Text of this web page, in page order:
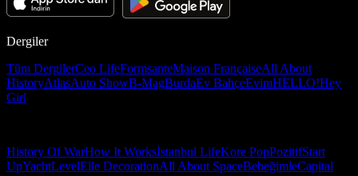
Dergiler
Tüm DergilerCeo LifeFormsanteMaison FrançaiseAll About
HistoryAtlasAuto ShowB-MagBurdaEv BahçeEvimHELLO!Hey
Girl
History Of WarHow It Worksİstanbul LifeKore PopPozitifStart
UpYachtLevelElle DecorationAll About SpaceBebeğimleCapital